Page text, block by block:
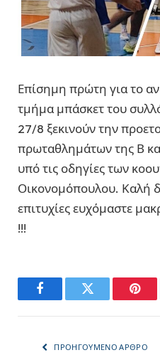
Επίσημη πρώτη για το
τμήμα μπάσκετ του
27/8 ξεκινούν την
πρωταθλημάτων της Β
υπό τις οδηγίες των
Οικονομόπουλου. Καλή
επιτυχίες ευχόμαστε
!!!
FacebookTwitter
ΠΡΟΗΓΟΎΜΕΝΟ ΆΡΘΡΟ